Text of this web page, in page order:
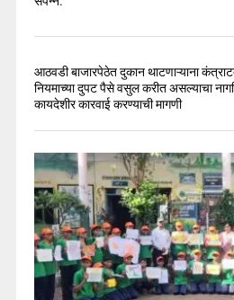
आठवडी बाजारपेठेत दुकान थाटणाऱ्याना
नियमाच्या दुपट पैसे वसुल करीत असल्याचा
कायदेशीर कारवाई करण्याची मागणी